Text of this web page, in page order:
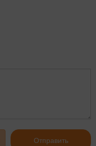
Отправить